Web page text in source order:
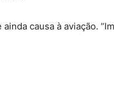
causa à aviação.